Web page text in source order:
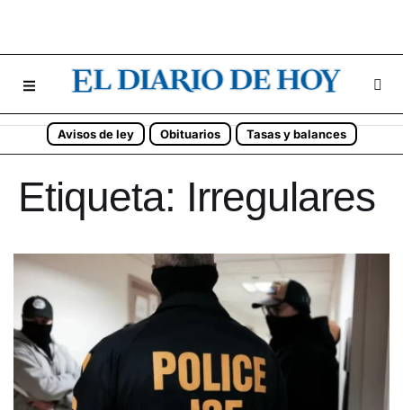
Avisos de ley Obituarios Tasas y balances
Etiqueta: Irregulares